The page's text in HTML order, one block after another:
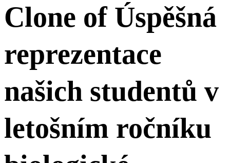
Clone of Úspěšná
reprezentace
našich studentů v
letošním ročníku